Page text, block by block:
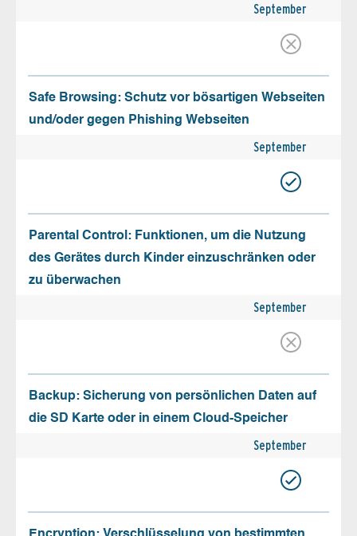
September
Safe Browsing: Schutz vor bösartigen Webseiten
und/oder gegen Phishing Webseiten
September
Parental Control: Funktionen, um die Nutzung
des Gerätes durch Kinder einzuschränken oder
zu überwachen
September
Backup: Sicherung von persönlichen Daten auf
die SD Karte oder in einem Cloud-Speicher
September